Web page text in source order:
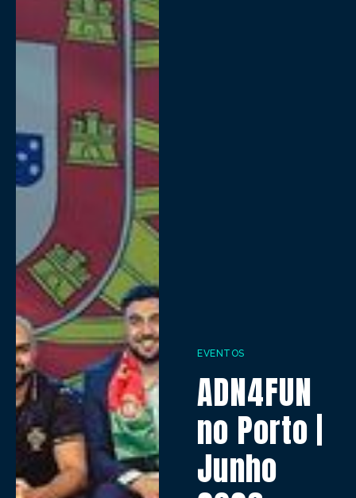
EVENTOS
ADN4FUN
no Porto |
Junho